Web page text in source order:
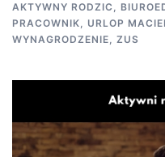
AKTYWNY RODZIC ,
PRACOWNIK, URLOP
WYNAGRODZENIE, ZUS